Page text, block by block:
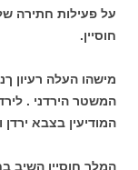
על פעילות חתירה
חוסיין.
מישהו העלה רעיון
המשטר הירדני .
המודיעין בצבא
המלך חוסיין השיב